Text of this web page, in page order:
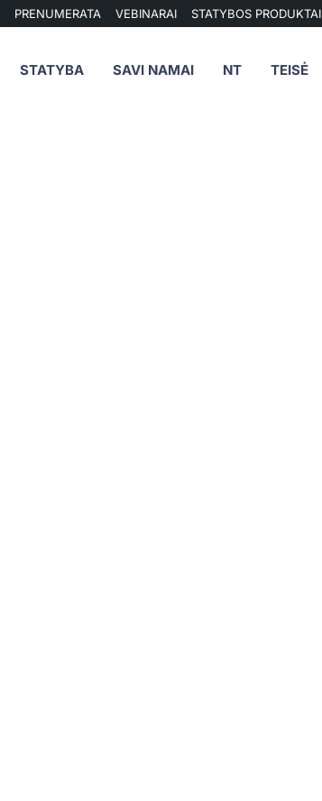
PRENUMERATA VEBINARAI STATYBOS PRODUKTAI
STATYBA SAVI NAMAI NT TEISĖ